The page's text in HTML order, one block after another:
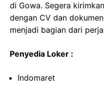
di Gowa. Segera
dengan CV dan
menjadi bagian dari
Penyedia Loker :
Indomaret